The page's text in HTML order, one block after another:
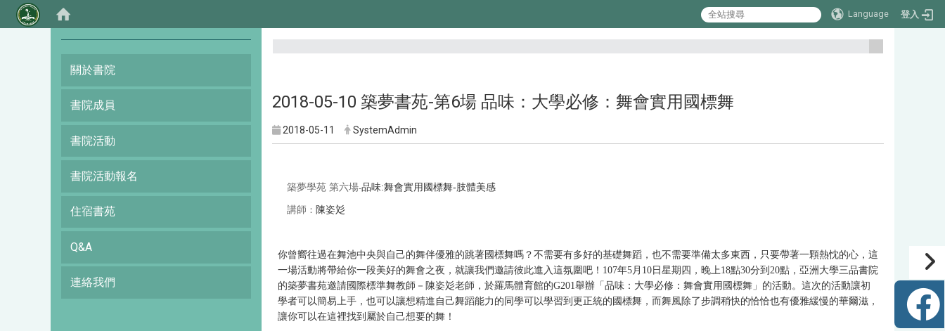
Language 登入
:::
關於書院
書院成員
書院活動
書院活動報名
住宿書苑
Q&A
連絡我們
2018-05-10 築夢書苑-第6場 品味：大學必修：舞會實用國標舞
2018-05-11 SystemAdmin
築夢學苑 第六場-品味:舞會實用國標舞-肢體美感
講師 ： 陳姿彣
你曾嚮往過在舞池中央與自己的舞伴優雅的跳著國標舞嗎？不需要有多好的基礎舞蹈，也不需要準備太多東西，只要帶著一顆熱忱的心，這
一場活動將帶給你一段美好的舞會之夜，就讓我們邀請彼此進入這氛圍吧！ 107年5月10日星期四，晚上18點30分到20點，亞洲大學三品書院
的築夢書苑邀請國際標準舞教師－陳姿彣老師，於羅馬體育館的G201舉辦「品味：大學必修：舞會實用國標舞」的活動。這次的活動讓初
學者可以簡易上手，也可以讓想精進自己舞蹈能力的同學可以學習到更正統的國標舞，而舞風除了步調稍快的恰恰也有優雅緩慢的華爾滋，
讓你可以在這裡找到屬於自己想要的舞！